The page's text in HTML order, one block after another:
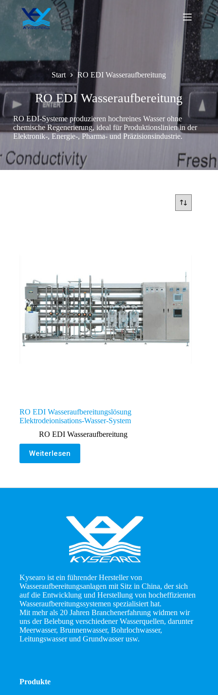
springen
Start RO EDI Wasseraufbereitung
RO EDI Wasseraufbereitung
RO EDI-Systeme produzieren hochreines Wasser ohne
chemische Regenerierung, ideal für Produktionslinien in der
Elektronik-, Energie-, Pharma- und Präzisionsindustrie.
RO EDI Wasseraufbereitungslösung
Elektrodeionisations-Wasser-System
RO EDI Wasseraufbereitung
Weiterlesen
Kysearo ist ein führender Hersteller von
Wasseraufbereitungsanlagen mit Sitz in China, der sich
auf die Entwicklung und Herstellung von hocheffizienten
Wasseraufbereitungssystemen spezialisiert hat.
Mit mehr als 20 Jahren Branchenerfahrung widmen wir
uns der Belebung verschiedener Wasserquellen, darunter
Meerwasser, Brunnenwasser, Bohrlochwasser,
Leitungswasser und Grundwasser usw.
Produkte